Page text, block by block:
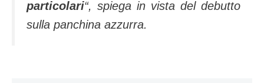
particolari“, spiega in vista del debutto
sulla panchina azzurra.